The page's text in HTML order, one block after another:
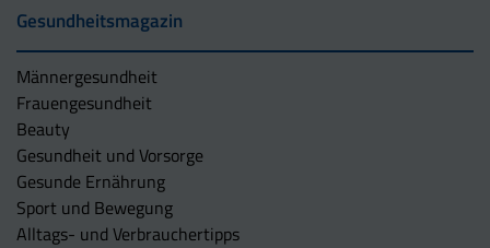
Gesundheitsmagazin
Männergesundheit
Frauengesundheit
Beauty
Gesundheit und Vorsorge
Gesunde Ernährung
Sport und Bewegung
Alltags- und Verbrauchertipps